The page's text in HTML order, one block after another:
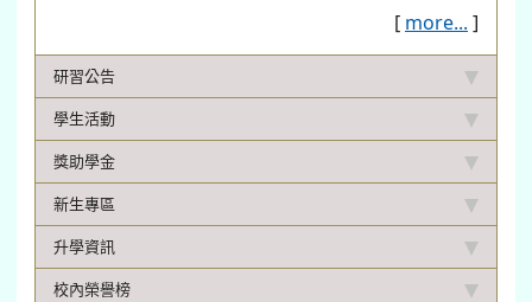
[ more... ]
研習公告
學生活動
獎助學金
新生專區
升學資訊
校內榮譽榜